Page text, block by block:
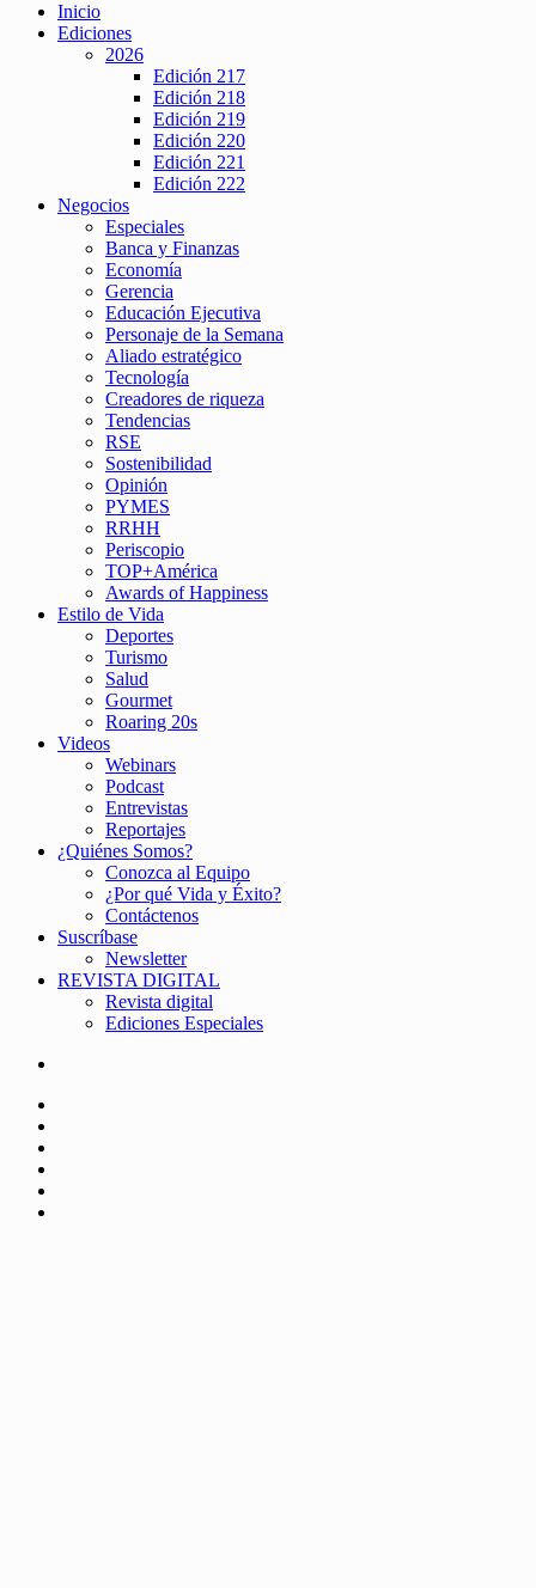
Inicio
Ediciones
2026
Edición 217
Edición 218
Edición 219
Edición 220
Edición 221
Edición 222
Negocios
Especiales
Banca y Finanzas
Economía
Gerencia
Educación Ejecutiva
Personaje de la Semana
Aliado estratégico
Tecnología
Creadores de riqueza
Tendencias
RSE
Sostenibilidad
Opinión
PYMES
RRHH
Periscopio
TOP+América
Awards of Happiness
Estilo de Vida
Deportes
Turismo
Salud
Gourmet
Roaring 20s
Videos
Webinars
Podcast
Entrevistas
Reportajes
¿Quiénes Somos?
Conozca al Equipo
¿Por qué Vida y Éxito?
Contáctenos
Suscríbase
Newsletter
REVISTA DIGITAL
Revista digital
Ediciones Especiales